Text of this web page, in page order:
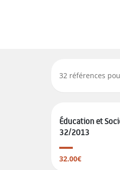
32 références
Éducation et
32/2013
32.00€